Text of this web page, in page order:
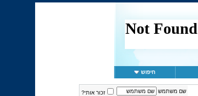
חיפוש
שם משתמש
זכור אותי?